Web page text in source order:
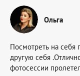
Ольга
Посмотреть на себя
другую себя
фотосессии